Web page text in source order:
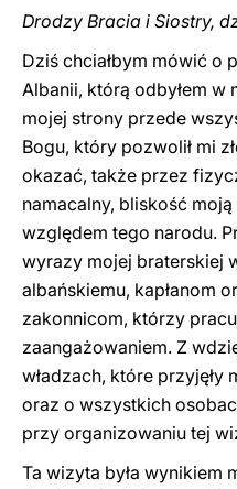
Drodzy Bracia i Siostry,
Dziś chciałbym mówić o
Albanii, którą odbyłem w
mojej strony przede
Bogu, który pozwolił mi
okazać, także przez
namacalny, bliskość moją
względem tego narodu.
wyrazy mojej braterskiej
albańskiemu, kapłanom
zakonnicom, którzy
zaangażowaniem. Z
władzach, które przyjęły
oraz o wszystkich
przy organizowaniu tej
Ta wizyta była wynikiem